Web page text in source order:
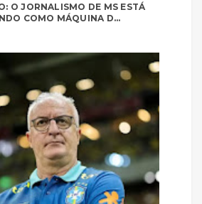
O JORNALISMO DE MS ESTÁ
COMO MÁQUINA D...